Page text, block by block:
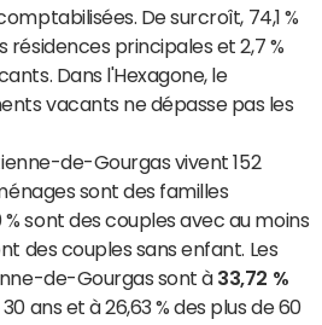
De surcroît, 74,1 %
résidences principales et 2,7 %
Dans l'Hexagone, le
vacants ne dépasse pas les
de-Gourgas vivent 152
sont des familles
sont des couples avec au moins
des couples sans enfant. Les
de-Gourgas sont à 33,72 %
ans et à 26,63 % des plus de 60